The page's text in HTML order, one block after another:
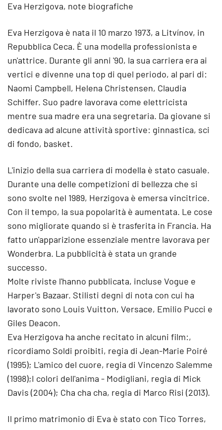
Eva Herzigova, note biografiche
Eva Herzigova è nata il 10 marzo 1973, a Litvínov, in
Repubblica Ceca. È una modella professionista e
un'attrice. Durante gli anni '90, la sua carriera era ai
vertici e divenne una top di quel periodo, al pari di:
Naomi Campbell, Helena Christensen, Claudia
Schiffer. Suo padre lavorava come elettricista
mentre sua madre era una segretaria. Da giovane si
dedicava ad alcune attività sportive: ginnastica, sci
di fondo, basket.
L'inizio della sua carriera di modella è stato casuale.
Durante una delle competizioni di bellezza che si
sono svolte nel 1989, Herzigova è emersa vincitrice.
Con il tempo, la sua popolarità è aumentata. Le cose
sono migliorate quando si è trasferita in Francia. Ha
fatto un'apparizione essenziale mentre lavorava per
Wonderbra. La pubblicità è stata un grande
successo.
Molte riviste l'hanno pubblicata, incluse Vogue e
Harper's Bazaar. Stilisti degni di nota con cui ha
lavorato sono Louis Vuitton, Versace, Emilio Pucci e
Giles Deacon.
Eva Herzigova ha anche recitato in alcuni film:,
ricordiamo Soldi proibiti, regia di Jean-Marie Poiré
(1995); L'amico del cuore, regia di Vincenzo Salemme
(1998);I colori dell'anima - Modigliani, regia di Mick
Davis (2004); Cha cha cha, regia di Marco Risi (2013).
Il primo matrimonio di Eva è stato con Tico Torres,